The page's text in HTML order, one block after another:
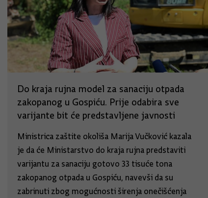
Do kraja rujna model za sanaciju otpada
zakopanog u Gospiću. Prije odabira sve
varijante bit će predstavljene javnosti
Ministrica zaštite okoliša Marija Vučković kazala
je da će Ministarstvo do kraja rujna predstaviti
varijantu za sanaciju gotovo 33 tisuće tona
zakopanog otpada u Gospiću, navevši da su
zabrinuti zbog mogućnosti širenja onečišćenja